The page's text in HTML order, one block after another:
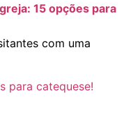
15 opções para
com uma